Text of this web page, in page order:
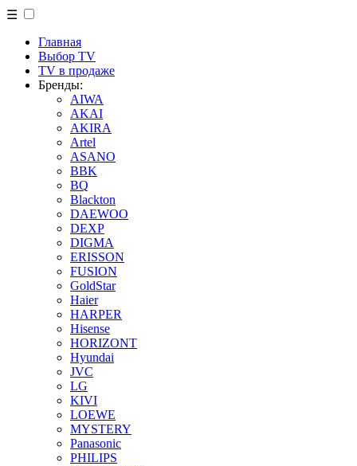
☰
Главная
Выбор TV
TV в продаже
Бренды:
AIWA
AKAI
AKIRA
Artel
ASANO
BBK
BQ
Blackton
DAEWOO
DEXP
DIGMA
ERISSON
FUSION
GoldStar
Haier
HARPER
Hisense
HORIZONT
Hyundai
JVC
LG
KIVI
LOEWE
MYSTERY
Panasonic
PHILIPS